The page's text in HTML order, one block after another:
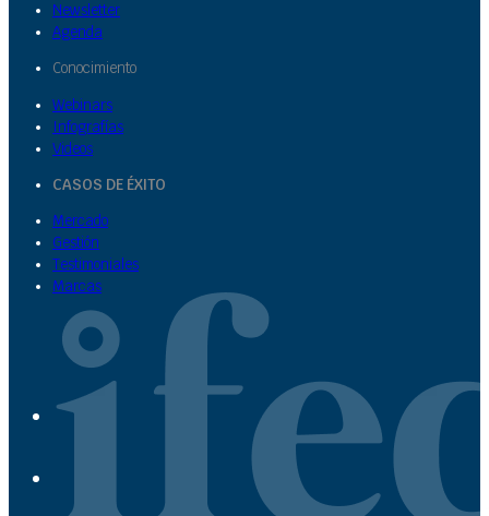
Newsletter
Agenda
Conocimiento
Webinars
Infografías
Videos
CASOS DE ÉXITO
Mercado
Gestión
Testimoniales
Marcas